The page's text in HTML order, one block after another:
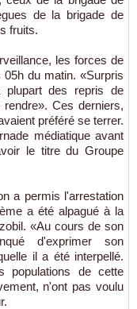
de la brigade de
fruits.
les forces de
du matin. «Surpris
des repris de
Ces derniers,
préféré se terrer.
médiatique avant
le titre du Groupe
a permis l'arrestation
a été alpagué à la
«Au cours de son
d'exprimer son
il a été interpellé.
populations de cette
n'ont pas voulu